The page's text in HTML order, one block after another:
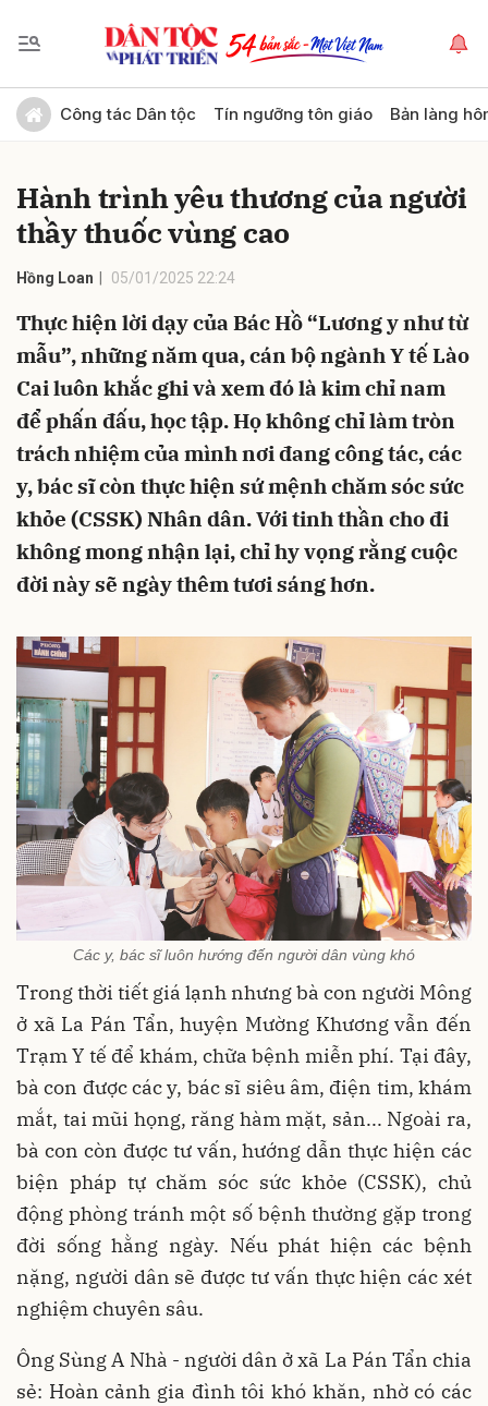
Công tác Dân tộc Tín ngưỡng tôn giáo Bản làng
Hành trình yêu thương của người
thầy thuốc vùng cao
Hồng Loan 05/01/2025 22:24
Thực hiện lời dạy của Bác Hồ “Lương y như từ
mẫu”, những năm qua, cán bộ ngành Y tế Lào
Cai luôn khắc ghi và xem đó là kim chỉ nam
để phấn đấu, học tập. Họ không chỉ làm tròn
trách nhiệm của mình nơi đang công tác, các
y, bác sĩ còn thực hiện sứ mệnh chăm sóc sức
khỏe (CSSK) Nhân dân. Với tinh thần cho đi
không mong nhận lại, chỉ hy vọng rằng cuộc
đời này sẽ ngày thêm tươi sáng hơn.
Các y, bác sĩ luôn hướng đến người dân vùng khó
Trong thời tiết giá lạnh nhưng bà con người Mông
ở xã La Pán Tẩn, huyện Mường Khương vẫn đến
Trạm Y tế để khám, chữa bệnh miễn phí. Tại đây,
bà con được các y, bác sĩ siêu âm, điện tim, khám
mắt, tai mũi họng, răng hàm mặt, sản... Ngoài ra,
bà con còn được tư vấn, hướng dẫn thực hiện các
biện pháp tự chăm sóc sức khỏe (CSSK), chủ
động phòng tránh một số bệnh thường gặp trong
đời sống hằng ngày. Nếu phát hiện các bệnh
nặng, người dân sẽ được tư vấn thực hiện các xét
nghiệm chuyên sâu.
Ông Sùng A Nhà - người dân ở xã La Pán Tẩn chia
sẻ: Hoàn cảnh gia đình tôi khó khăn, nhờ có các
Gửi bình luận
Hủy Gửi